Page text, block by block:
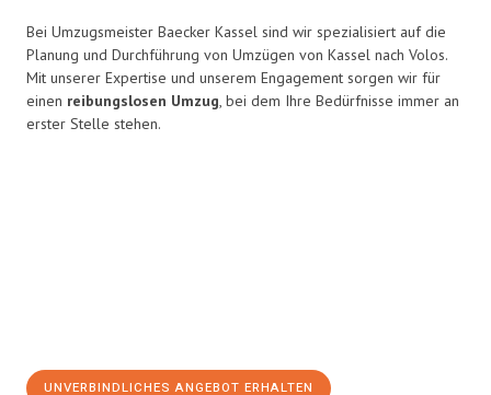
Bei Umzugsmeister Baecker Kassel sind wir spezialisiert auf die
Planung und Durchführung von Umzügen von Kassel nach Volos.
Mit unserer Expertise und unserem Engagement sorgen wir für
einen reibungslosen Umzug, bei dem Ihre Bedürfnisse immer an
erster Stelle stehen.
UNVERBINDLICHES ANGEBOT ERHALTEN